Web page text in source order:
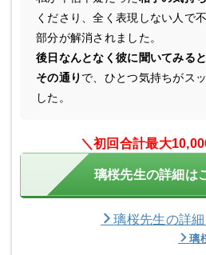
くださり、全く表現しない人で
部分が解消されました。
後日なんとなく彼に聞いてみる
その通り で、ひとつ気持ちがス
した。
＼ 初回合計最大
璃桜先生の詳細は
璃桜先生の詳
璃